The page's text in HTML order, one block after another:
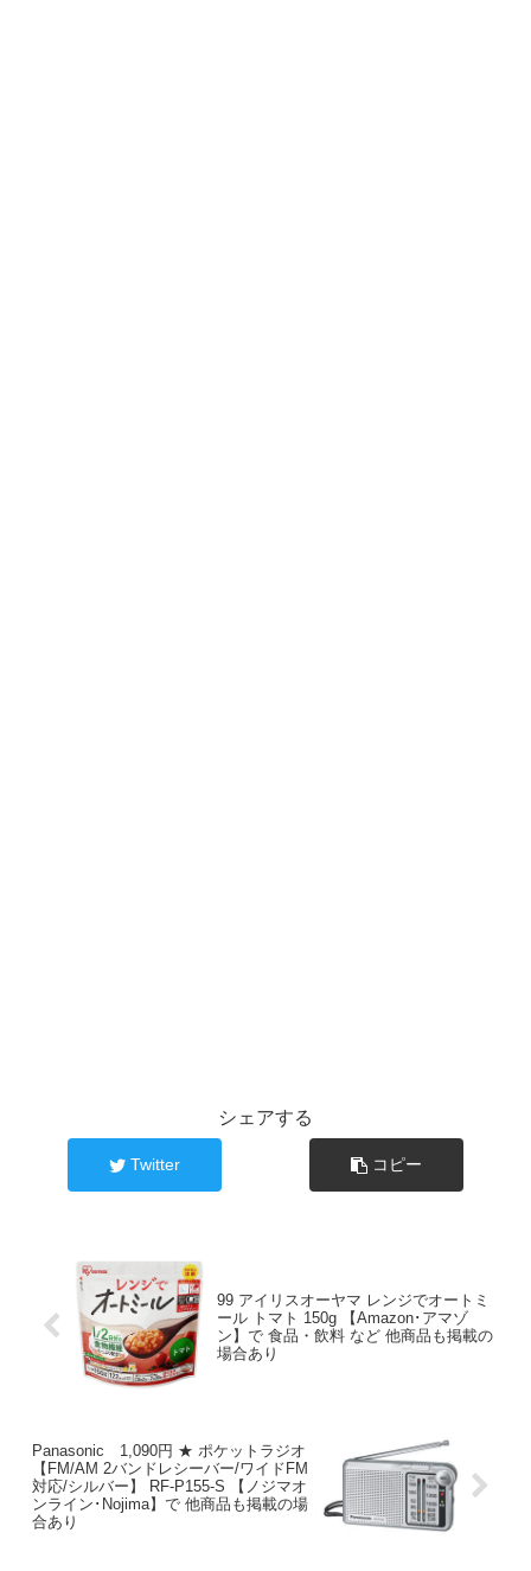
シェアする
Twitter コピー
99 アイリスオーヤマ レンジでオートミ
ール トマト 150g 【Amazon･アマゾ
ン】で 食品・飲料 など 他商品も掲載の
場合あり
Panasonic 1,090円 ★ ポケットラジオ
【FM/AM 2バンドレシーバー/ワイドFM
対応/シルバー】 RF-P155-S 【ノジマオ
ンライン･Nojima】で 他商品も掲載の場
合あり